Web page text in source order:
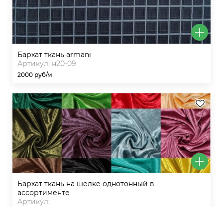
бархат ткань armani
Артикул: н20-09
2000 руб/м
бархат ткань на шелке однотонный в
ассортименте
Артикул: